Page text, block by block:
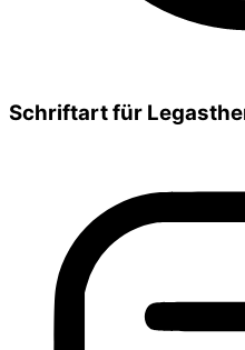
Schriftart für